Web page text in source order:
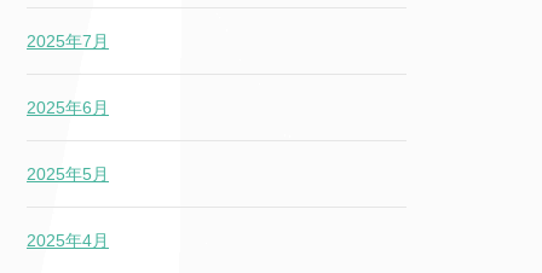
2025年7月
2025年6月
2025年5月
2025年4月